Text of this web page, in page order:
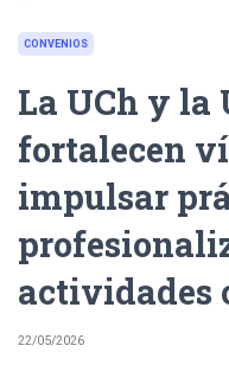
CONVENIOS
La UCh y la
fortalecen
impulsar
actividades
22/05/2026